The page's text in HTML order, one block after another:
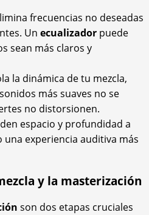
frecuencias no deseadas
Un ecualizador puede
sean más claros y
la dinámica de tu mezcla,
más suaves no se
no distorsionen.
espacio y profundidad a
experiencia auditiva más
y la masterización
son dos etapas cruciales